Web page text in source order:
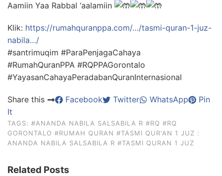
Aamiin Yaa Rabbal ‘aalamiin
Klik: https://rumahquranppa.com/…/tasmi-quran-1-juz-
nabila…/
#santrimuqim #ParaPenjagaCahaya
#RumahQuranPPA #RQPPAGorontalo
#YayasanCahayaPeradabanQuranInternasional
Share this Facebook Twitter WhatsApp
Pin
It
TAGS: #ANANDA NABILA SALSABILA R #RQ #RQ
GORONTALO #RUMAH QURAN #TASMI QUR'AN 1 JUZ :
ANANDA NABILA SALSABILA R #TASMI QURAN 1 JUZ
Related Posts